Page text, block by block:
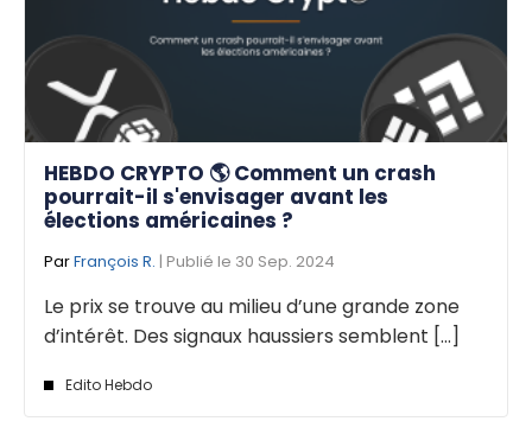
HEBDO CRYPTO 🌎 Comment un crash
pourrait-il s'envisager avant les
élections américaines ?
ParFrançois R. | Publié le 30 Sep. 2024
Le prix se trouve au milieu d’une grande zone
d’intérêt. Des signaux haussiers semblent [...]
Edito Hebdo